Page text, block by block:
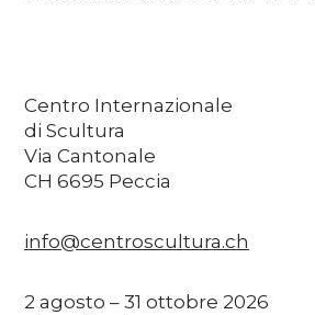
Centro Internazionale
di Scultura
Via Cantonale
CH 6695 Peccia
info@centroscultura.ch
2 agosto – 31 ottobre 2026